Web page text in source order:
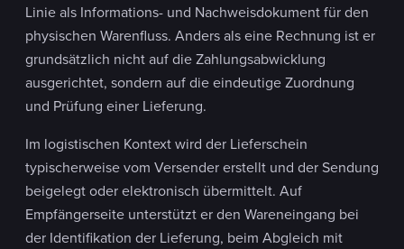
Linie als Informations- und Nachweisdokument für den
physischen Warenfluss. Anders als eine Rechnung ist er
grundsätzlich nicht auf die Zahlungsabwicklung
ausgerichtet, sondern auf die eindeutige Zuordnung
und Prüfung einer Lieferung.
Im logistischen Kontext wird der Lieferschein
typischerweise vom Versender erstellt und der Sendung
beigelegt oder elektronisch übermittelt. Auf
Empfängerseite unterstützt er den Wareneingang bei
der Identifikation der Lieferung, beim Abgleich mit